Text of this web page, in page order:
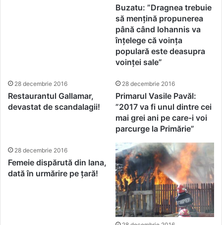
Buzatu: ”Dragnea trebuie
să mențină propunerea
până când Iohannis va
înțelege că voința
populară este deasupra
voinței sale”
28 decembrie 2016
Restaurantul Gallamar,
devastat de scandalagii!
28 decembrie 2016
Primarul Vasile Pavăl:
”2017 va fi unul dintre cei
mai grei ani pe care-i voi
parcurge la Primărie”
28 decembrie 2016
Femeie dispărută din Iana,
dată în urmărire pe țară!